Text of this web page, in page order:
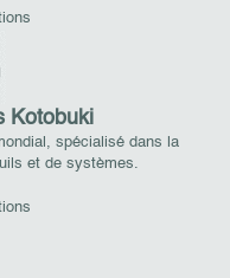
Kotobuki
spécialisé dans la
et de systèmes.